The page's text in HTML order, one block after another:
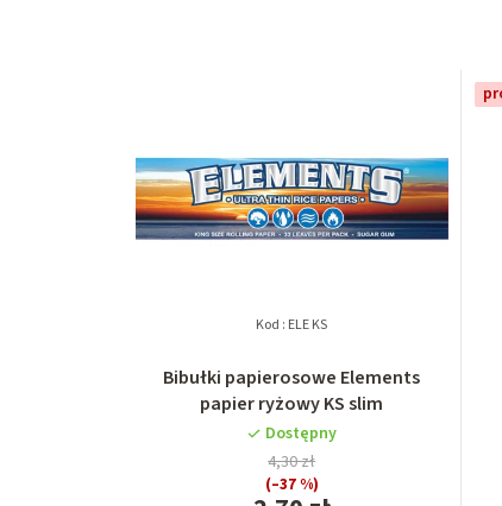
Bibułki papierosowe Elements
papier ryżowy KS slim
Dostępny
4,30 zł
(–37 %)
Kod : ELE KS